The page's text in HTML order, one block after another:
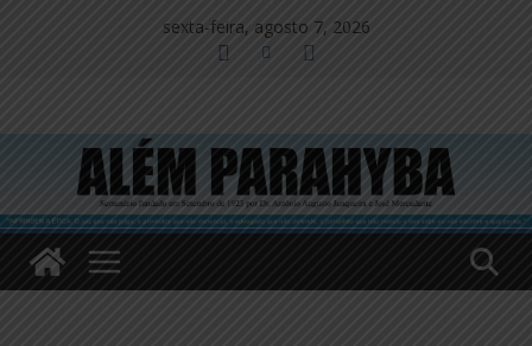
sexta-feira, agosto 7, 2026